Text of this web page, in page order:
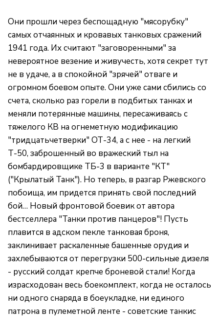
Они прошли через беспощадную "мясорубку"
самых отчаянных и кровавых танковых сражений
1941 года. Их считают "заговоренными" за
невероятное везение и живучесть, хотя секрет тут
не в удаче, а в спокойной "зрячей" отваге и
огромном боевом опыте. Они уже сами сбились со
счета, сколько раз горели в подбитых танках и
меняли потерянные машины, пересаживаясь с
тяжелого КВ на огнеметную модификацию
"тридцатьчетверки" ОТ-34, а с нее - на легкий
Т-50, заброшенный во вражеский тыл на
бомбардировщике ТБ-3 в варианте "КТ"
("Крылатый Танк"). Но теперь, в разгар Ржевского
побоища, им придется принять свой последний
бой… Новый фронтовой боевик от автора
бестселлера "Танки против панцеров"! Пусть
плавится в адском пекле танковая броня,
заклинивает раскаленные башенные орудия и
захлебываются от перегрузки 500-сильные дизеля
- русский солдат крепче броневой стали! Когда
израсходован весь боекомплект, когда не осталось
ни одного снаряда в боеукладке, ни единого
патрона в пулеметной ленте - советские танкис